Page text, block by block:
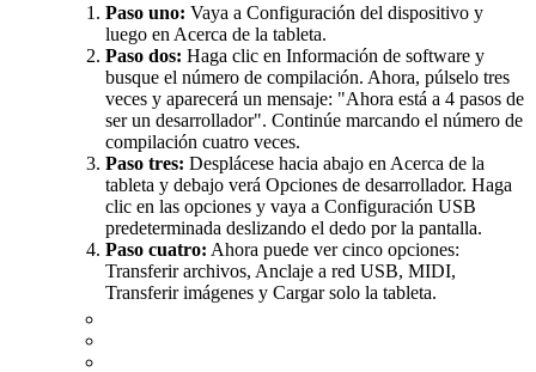
Paso uno: Vaya a Configuración del dispositivo y
luego en Acerca de la tableta.
Paso dos: Haga clic en Información de software y
busque el número de compilación. Ahora, púlselo tres
veces y aparecerá un mensaje: "Ahora está a 4 pasos de
ser un desarrollador". Continúe marcando el número de
compilación cuatro veces.
Paso tres: Desplácese hacia abajo en Acerca de la
tableta y debajo verá Opciones de desarrollador. Haga
clic en las opciones y vaya a Configuración USB
predeterminada deslizando el dedo por la pantalla.
Paso cuatro: Ahora puede ver cinco opciones:
Transferir archivos, Anclaje a red USB, MIDI,
Transferir imágenes y Cargar solo la tableta.